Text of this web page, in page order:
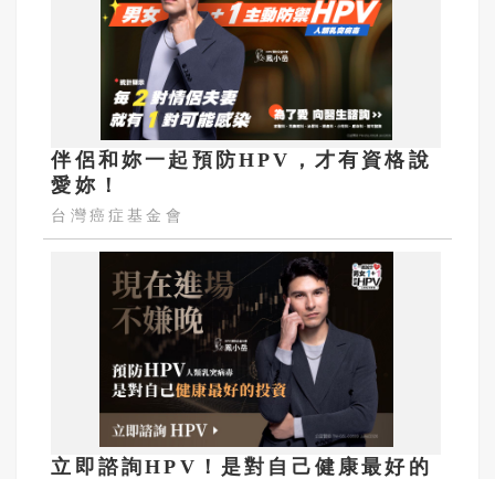
伴侶和妳一起預防HPV，才有資格說
愛妳！
台灣癌症基金會
立即諮詢HPV！是對自己健康最好的